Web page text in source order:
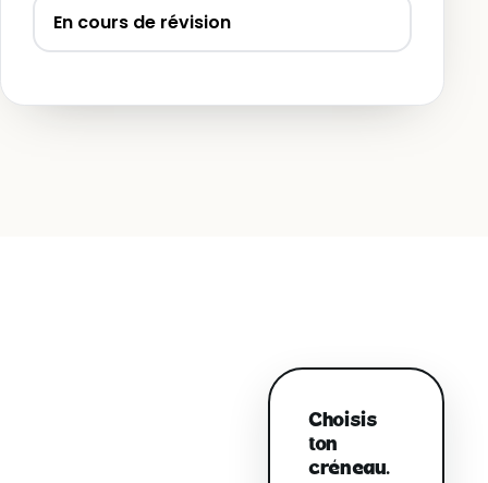
En cours de révision
Choisis
ton
créneau.